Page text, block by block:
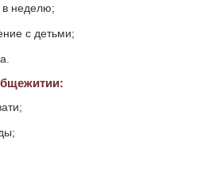
неделю;
с детьми;